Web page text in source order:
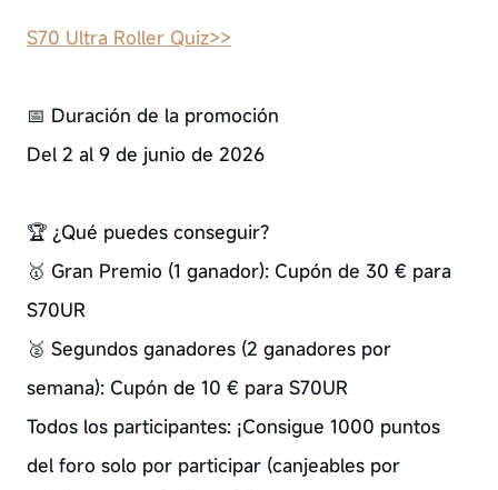
S70 Ultra Roller Quiz>>
📅 Duración de la promoción
Del 2 al 9 de junio de 2026
🏆 ¿Qué puedes conseguir?
🥇 Gran Premio (1 ganador): Cupón de 30 € para
S70UR
🥈 Segundos ganadores (2 ganadores por
semana): Cupón de 10 € para S70UR
Todos los participantes: ¡Consigue 1000 puntos
del foro solo por participar (canjeables por